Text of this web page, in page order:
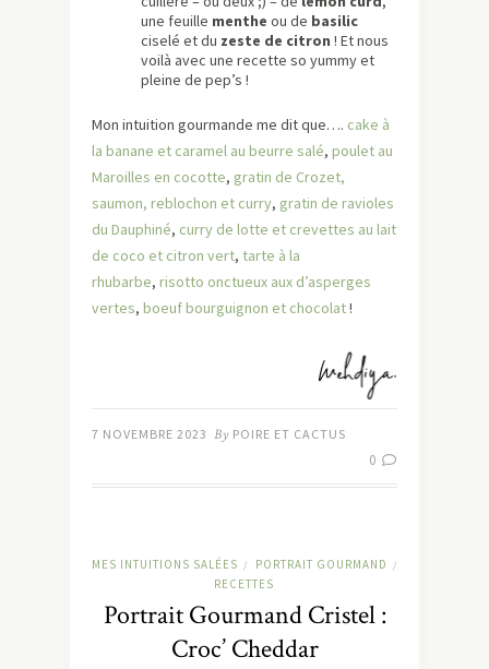
une feuille menthe ou de basilic
ciselé et du zeste de citron ! Et nous
voilà avec une recette so yummy et
pleine de pep’s !
Mon intuition gourmande me dit que…. cake à
la banane et caramel au beurre salé, poulet au
Maroilles en cocotte, gratin de Crozet,
saumon, reblochon et curry, gratin de ravioles
du Dauphiné, curry de lotte et crevettes au lait
de coco et citron vert, tarte à la
rhubarbe, risotto onctueux aux d’asperges
vertes, boeuf bourguignon et chocolat!
7 NOVEMBRE 2023 By POIRE ET CACTUS
0
MES INTUITIONS SALÉES / PORTRAIT GOURMAND /
RECETTES
Portrait Gourmand Cristel :
Croc’ Cheddar